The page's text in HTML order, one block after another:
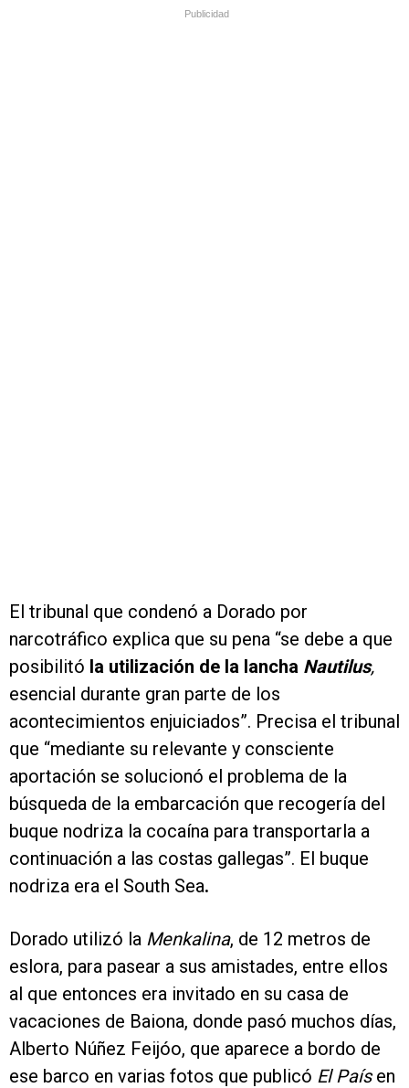
Publicidad
El tribunal que condenó a Dorado por
narcotráfico explica que su pena “se debe a que
posibilitó la utilización de la lancha Nautilus,
esencial durante gran parte de los
acontecimientos enjuiciados”. Precisa el tribunal
que “mediante su relevante y consciente
aportación se solucionó el problema de la
búsqueda de la embarcación que recogería del
buque nodriza la cocaína para transportarla a
continuación a las costas gallegas”. El buque
nodriza era el South Sea.
Dorado utilizó la Menkalina, de 12 metros de
eslora, para pasear a sus amistades, entre ellos
al que entonces era invitado en su casa de
vacaciones de Baiona, donde pasó muchos días,
Alberto Núñez Feijóo, que aparece a bordo de
ese barco en varias fotos que publicó El Paísen